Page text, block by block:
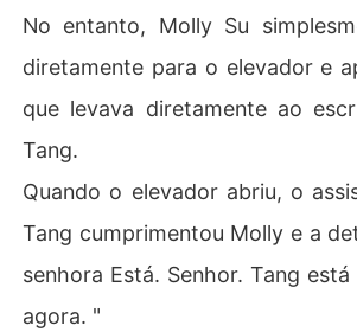
No entanto, Molly Su
diretamente para o elevador e
que levava diretamente ao
Tang.
Quando o elevador abriu, o
Tang cumprimentou Molly e a
senhora Está. Senhor. Tang
agora. "